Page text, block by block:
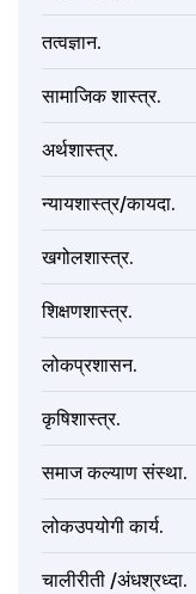
तत्वज्ञान.
सामाजिक शास्त्र.
अर्थशास्त्र.
न्यायशास्त्र/कायदा.
खगोलशास्त्र.
शिक्षणशास्त्र.
लोकप्रशासन.
कृषिशास्त्र.
समाज कल्याण संस्था.
लोकउपयोगी कार्य.
चालीरीती /अंधश्रध्दा.